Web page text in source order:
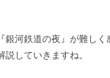
銀河鉄道の夜』が難し
していきますね。